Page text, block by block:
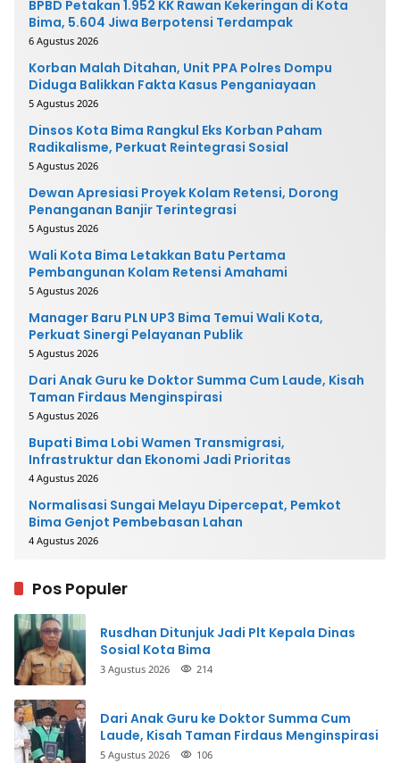
BPBD Petakan 1.952 KK Rawan Kekeringan di Kota
Bima, 5.604 Jiwa Berpotensi Terdampak
6 Agustus 2026
Korban Malah Ditahan, Unit PPA Polres Dompu
Diduga Balikkan Fakta Kasus Penganiayaan
5 Agustus 2026
Dinsos Kota Bima Rangkul Eks Korban Paham
Radikalisme, Perkuat Reintegrasi Sosial
5 Agustus 2026
Dewan Apresiasi Proyek Kolam Retensi, Dorong
Penanganan Banjir Terintegrasi
5 Agustus 2026
Wali Kota Bima Letakkan Batu Pertama
Pembangunan Kolam Retensi Amahami
5 Agustus 2026
Manager Baru PLN UP3 Bima Temui Wali Kota,
Perkuat Sinergi Pelayanan Publik
5 Agustus 2026
Dari Anak Guru ke Doktor Summa Cum Laude, Kisah
Taman Firdaus Menginspirasi
5 Agustus 2026
Bupati Bima Lobi Wamen Transmigrasi,
Infrastruktur dan Ekonomi Jadi Prioritas
4 Agustus 2026
Normalisasi Sungai Melayu Dipercepat, Pemkot
Bima Genjot Pembebasan Lahan
4 Agustus 2026
Pos Populer
Rusdhan Ditunjuk Jadi Plt Kepala Dinas
Sosial Kota Bima
3 Agustus 2026 214
Dari Anak Guru ke Doktor Summa Cum
Laude, Kisah Taman Firdaus Menginspirasi
5 Agustus 2026 106